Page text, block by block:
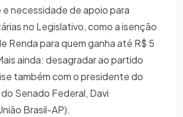
necessidade de apoio para
no Legislativo, como a isenção
Renda para quem ganha até R$ 5
ainda: desagradar ao partido
também com o presidente do
Senado Federal, Davi
Brasil-AP).